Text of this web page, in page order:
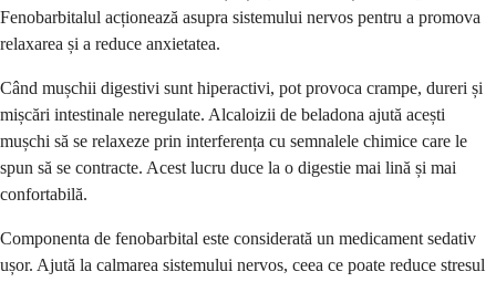
Fenobarbitalul acționează asupra sistemului nervos pentru a promova
relaxarea și a reduce anxietatea.
Când mușchii digestivi sunt hiperactivi, pot provoca crampe, dureri și
mișcări intestinale neregulate. Alcaloizii de beladona ajută acești
mușchi să se relaxeze prin interferența cu semnalele chimice care le
spun să se contracte. Acest lucru duce la o digestie mai lină și mai
confortabilă.
Componenta de fenobarbital este considerată un medicament sedativ
ușor. Ajută la calmarea sistemului nervos, ceea ce poate reduce stresul